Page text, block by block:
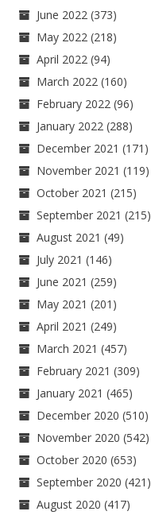
June 2022 (373)
May 2022 (218)
April 2022 (94)
March 2022 (160)
February 2022 (96)
January 2022 (288)
December 2021 (171)
November 2021 (119)
October 2021 (215)
September 2021 (215)
August 2021 (49)
July 2021 (146)
June 2021 (259)
May 2021 (201)
April 2021 (249)
March 2021 (457)
February 2021 (309)
January 2021 (465)
December 2020 (510)
November 2020 (542)
October 2020 (653)
September 2020 (421)
August 2020 (417)